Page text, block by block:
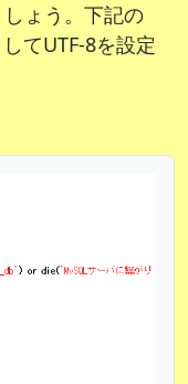
ょう。下記の
てUTF-8を設定